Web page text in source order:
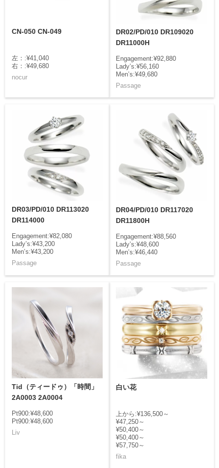
CN-050 CN-049
左：:¥41,040
右：:¥49,680
nocur
DR02/PD/010 DR109020
DR11000H
Engagement:¥92,880
Lady’s:¥56,160
Men’s:¥49,680
Passage
DR03/PD/010 DR113020
DR114000
Engagement:¥82,080
Lady’s:¥43,200
Men’s:¥43,200
Passage
DR04/PD/010 DR117020
DR11800H
Engagement:¥88,560
Lady’s:¥48,600
Men’s:¥46,440
Passage
Tid（ティードゥ）「時間」
2A0003 2A0004
Pt900:¥48,600
Pt900:¥48,600
Liv
白い花
上から:¥136,500～
¥47,250～
¥50,400～
¥50,400～
¥57,750～
fika